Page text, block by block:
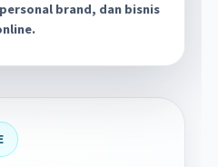
brand, dan bisnis